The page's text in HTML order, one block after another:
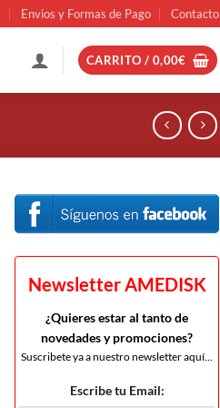
Envios y Formas de Pago Contacto
CARRITO / 0,00€
Newsletter AMEDISK
¿Quieres estar al tanto de
novedades y promociones?
Suscribete ya a nuestro newsletter aquí...
Escribe tu Email: